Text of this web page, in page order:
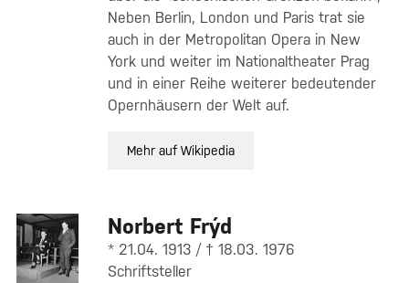
Neben Berlin, London und Paris trat sie
auch in der Metropolitan Opera in New
York und weiter im Nationaltheater Prag
und in einer Reihe weiterer bedeutender
Opernhäusern der Welt auf.
Mehr auf Wikipedia
Norbert Frýd
* 21.04. 1913 / † 18.03. 1976
Schriftsteller